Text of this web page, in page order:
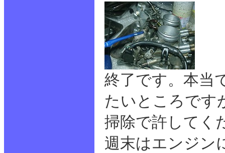
終了です。本当
たいところです
掃除で許してく
週末はエンジン